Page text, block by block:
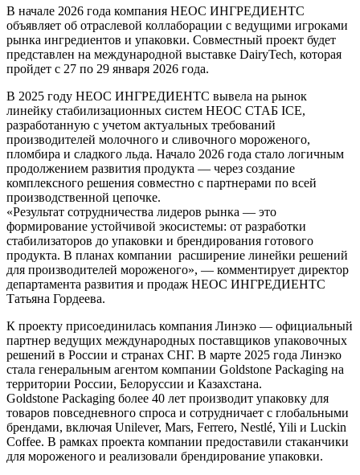
В начале 2026 года компания НЕОС ИНГРЕДИЕНТС
объявляет об отраслевой коллаборации с ведущими игроками
рынка ингредиентов и упаковки. Совместный проект будет
представлен на международной выставке DairyTech, которая
пройдет с 27 по 29 января 2026 года.
В 2025 году НЕОС ИНГРЕДИЕНТС вывела на рынок
линейку стабилизационных систем НЕОС СТАБ ICE,
разработанную с учетом актуальных требований
производителей молочного и сливочного мороженого,
пломбира и сладкого льда. Начало 2026 года стало логичным
продолжением развития продукта — через создание
комплексного решения совместно с партнерами по всей
производственной цепочке.
«Результат сотрудничества лидеров рынка — это
формирование устойчивой экосистемы: от разработки
стабилизаторов до упаковки и брендирования готового
продукта. В планах компании расширение линейки решений
для производителей мороженого», — комментирует директор
департамента развития и продаж НЕОС ИНГРЕДИЕНТС
Татьяна Гордеева.
К проекту присоединилась компания Линэко — официальный
партнер ведущих международных поставщиков упаковочных
решений в России и странах СНГ. В марте 2025 года Линэко
стала генеральным агентом компании Goldstone Packaging на
территории России, Белоруссии и Казахстана.
Goldstone Packaging более 40 лет производит упаковку для
товаров повседневного спроса и сотрудничает с глобальными
брендами, включая Unilever, Mars, Ferrero, Nestlé, Yili и Luckin
Coffee. В рамках проекта компании предоставили стаканчики
для мороженого и реализовали брендирование упаковки.